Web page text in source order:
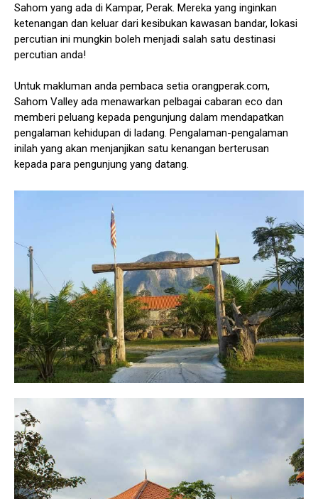
Sahom yang ada di Kampar, Perak. Mereka yang inginkan
ketenangan dan keluar dari kesibukan kawasan bandar, lokasi
percutian ini mungkin boleh menjadi salah satu destinasi
percutian anda!
Untuk makluman anda pembaca setia orangperak.com,
Sahom Valley ada menawarkan pelbagai cabaran eco dan
memberi peluang kepada pengunjung dalam mendapatkan
pengalaman kehidupan di ladang. Pengalaman-pengalaman
inilah yang akan menjanjikan satu kenangan berterusan
kepada para pengunjung yang datang.